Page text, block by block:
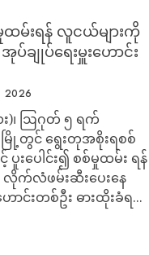
မ်းရန် လူငယ်များကို
ပ်ချုပ်ရေးမှူးဟောင်း
2026
)၊ ဩဂုတ် ၅ ရက်
ြို့တွင် ရွေးတုအစိုးရစစ်
ပူးပေါင်း၍ စစ်မှုထမ်း ရန်
က်လံဖမ်းဆီးပေးနေ
င်းတစ်ဦး ဓားထိုးခံရ...